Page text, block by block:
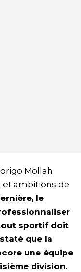
Mollah
et ambitions de
le
sportif doit
que la
une équipe
division.